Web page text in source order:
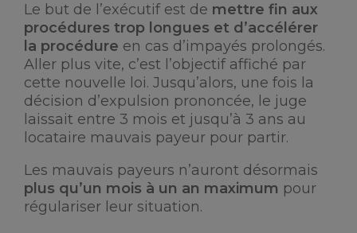
Le but de l’exécutif est de mettre fin aux
procédures trop longues et d’accélérer
la procédure en cas d’impayés prolongés.
Aller plus vite, c’est l’objectif affiché par
cette nouvelle loi. Jusqu’alors, une fois la
décision d’expulsion prononcée, le juge
laissait entre 3 mois et jusqu’à 3 ans au
locataire mauvais payeur pour partir.
Les mauvais payeurs n’auront désormais
plus qu’un mois à un an maximum pour
régulariser leur situation.